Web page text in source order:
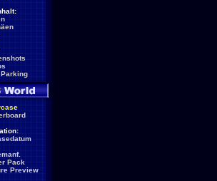
Parking
Pack
Preview